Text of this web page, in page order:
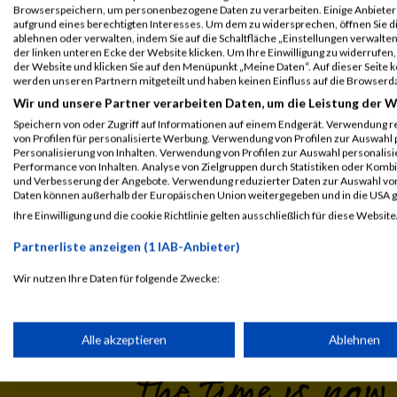
Athlon Mixed Team
Legende:
GPos = Geschlechter Position, KPos = Kategorie Position, TPos
Disqualifiziert
Laufsport Anmeldung
Browserspeichern, um personenbezogene Daten zu verarbeiten. Einige
aufgrund eines berechtigten Interesses. Um dem zu widersprechen, öffnen Sie
ablehnen oder verwalten, indem Sie auf die Schaltfläche „Einstellungen
der linken unteren Ecke der Website klicken. Um Ihre Einwilligung zu
der Website und klicken Sie auf den Menüpunkt „Meine Daten“. Auf dieser
werden unseren Partnern mitgeteilt und haben keinen Einfluss auf die
Wir und unsere Partner verarbeiten Daten, um die Leistung der
Speichern von oder Zugriff auf Informationen auf einem Endgerät. Verwendung
von Profilen für personalisierte Werbung. Verwendung von Profilen zur
Personalisierung von Inhalten. Verwendung von Profilen zur Auswahl
Performance von Inhalten. Analyse von Zielgruppen durch Statistiken oder
und Verbesserung der Angebote. Verwendung reduzierter Daten zur Auswahl
Daten können außerhalb der Europäischen Union weitergegeben und in die USA
Ihre Einwilligung und die cookie Richtlinie gelten ausschließlich für diese
Partnerliste anzeigen (1 IAB-Anbieter)
Wir nutzen Ihre Daten für folgende Zwecke:
Speichern von oder Zugriff auf Informationen auf einem
Verwendung reduzierter Daten zur Auswahl von
Alle akzeptieren Ablehnen